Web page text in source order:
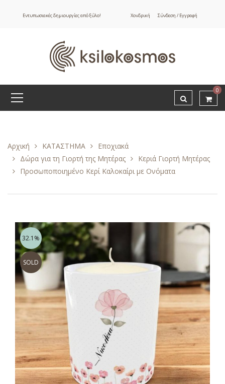
Εντυπωσιακές δημιουργίες από ξύλο! Χονδρική Σύνδεση / Εγγραφή
0
Αρχική ΚΑΤΑΣΤΗΜΑ
Εποχιακά
Δώρα για τη Γιορτή της Μητέρας
Κεριά Γιορτή Μητέρας
Προσωποποιημένο Κερί Καλοκαίρι με Ονόματα
32.1%
SOLD